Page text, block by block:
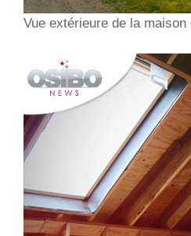
Vue extérieure de la maison